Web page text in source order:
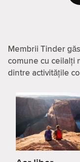
Membrii Tinder
comune cu ceilalți
dintre activitățile